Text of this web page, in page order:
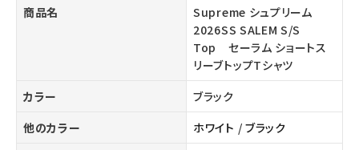
商品名
Supreme シュプリーム
2026SS SALEM S/S
Top セーラム ショートス
リーブトップTシャツ
カラー
ブラック
他のカラー
ホワイト / ブラック